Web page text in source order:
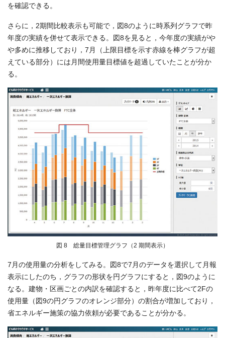
を確認できる。
さらに，2期間比較表示も可能で，図8のように時系列グラフで昨
年度の実績を併せて表示できる。図8を見ると，今年度の実績がや
や多めに推移しており，7月（上限目標を示す赤線を棒グラフが超
えている部分）には月間使用量目標値を超過していたことが分か
る。
図 8 総量目標管理グラフ（2 期間表示）
7月の使用量の分析をしてみる。図8で7月のデータを選択して月報
表示にしたのち，グラフの形状を円グラフにすると，図9のように
なる。建物・区画ごとの内訳を確認すると，昨年度に比べて2Fの
使用量（図9の円グラフのオレンジ部分）の割合が増加しており，
省エネルギー施策の協力依頼が必要であることが分かる。